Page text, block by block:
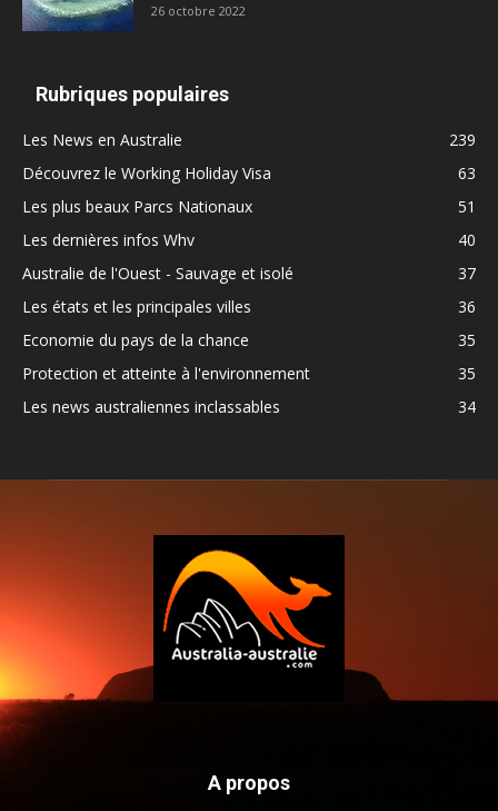
26 octobre 2022
Rubriques populaires
Les News en Australie
239
Découvrez le Working Holiday Visa
63
Les plus beaux Parcs Nationaux
51
Les dernières infos Whv
40
Australie de l'Ouest - Sauvage et isolé
37
Les états et les principales villes
36
Economie du pays de la chance
35
Protection et atteinte à l'environnement
35
Les news australiennes inclassables
34
A propos